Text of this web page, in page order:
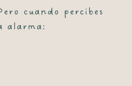
cuando percibes
alarma: